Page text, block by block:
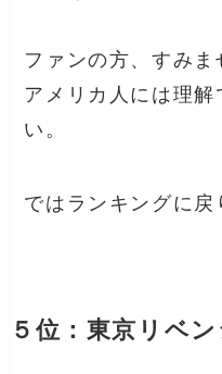
ファンの方、すみま
アメリカ人には理解
い。
ではランキングに戻
５位：東京リベ